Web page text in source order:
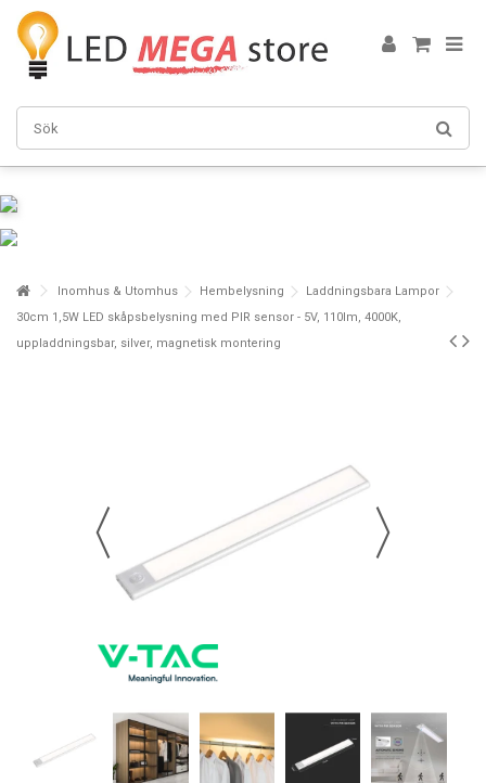
Inomhus & Utomhus Hembelysning
Laddningsbara Lampor
30cm 1,5W LED skåpsbelysning med PIR sensor - 5V, 110lm, 4000K,
uppladdningsbar, silver, magnetisk montering